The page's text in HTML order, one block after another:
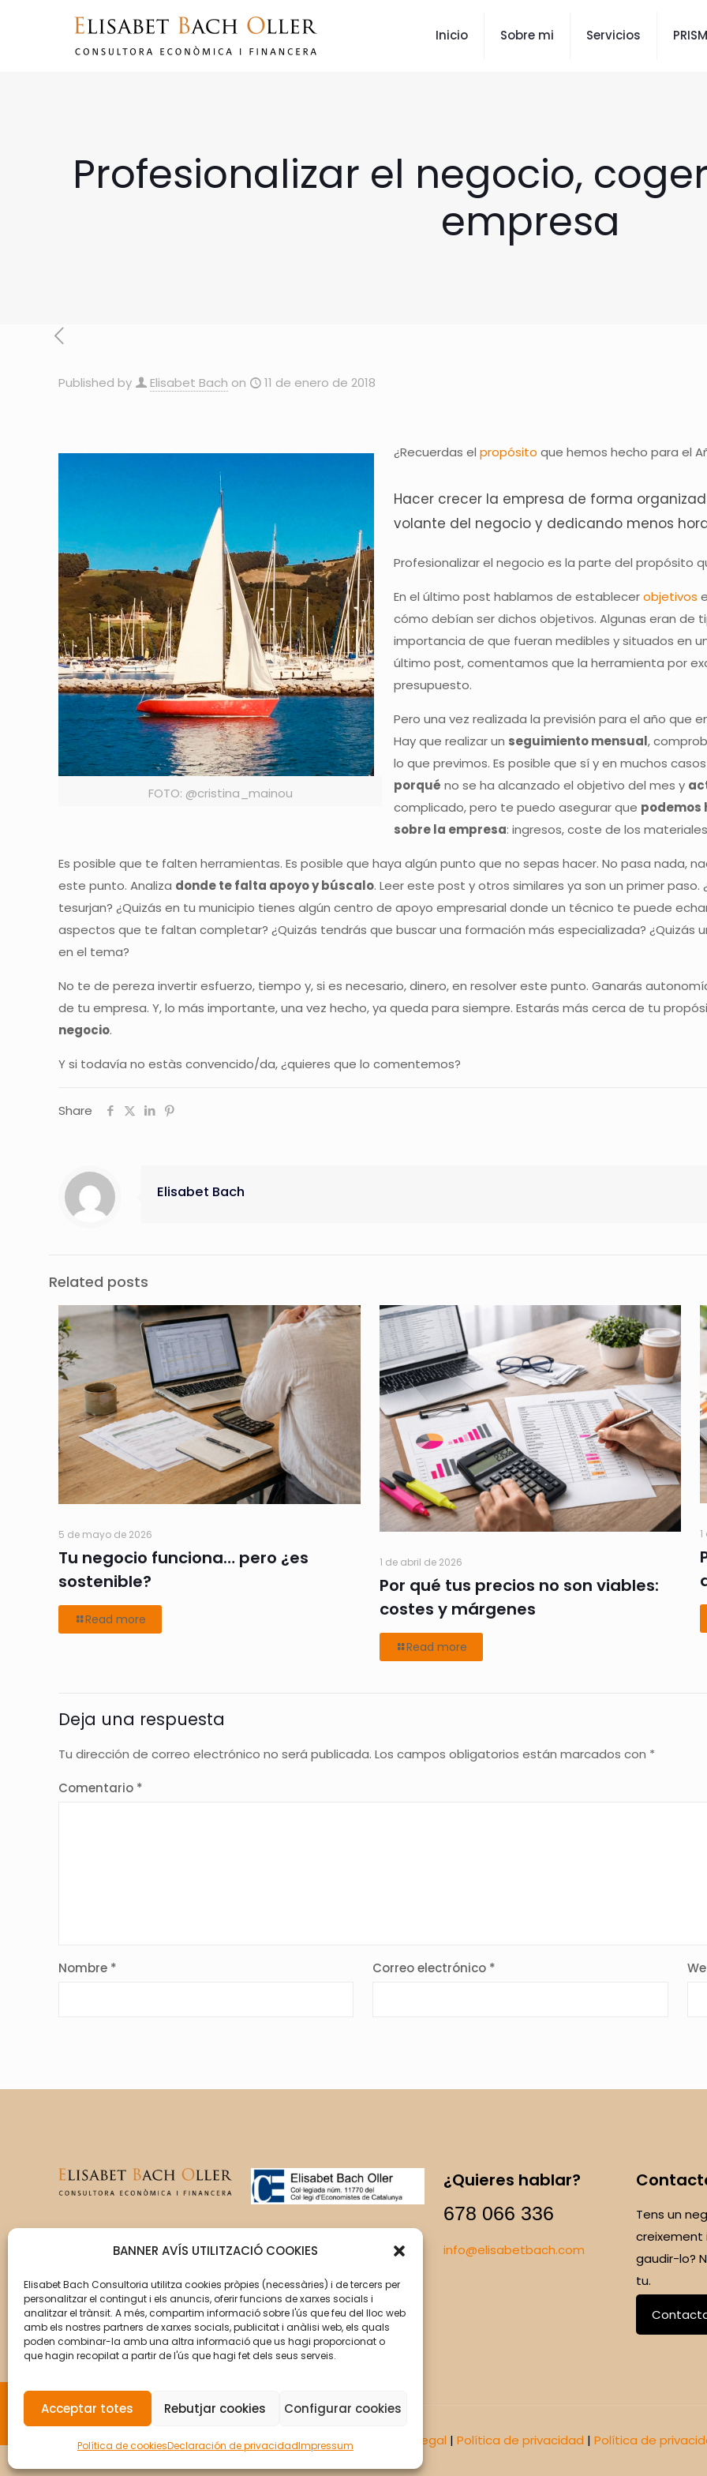
BANNER AVÍS UTILITZACIÓ COOKIES
Elisabet Bach Consultoria utilitza cookies pròpies (necessàries) i de tercers per
personalitzar el contingut i els anuncis, oferir funcions de xarxes socials i
analitzar el trànsit. A més, compartim informació sobre l'ús que feu del lloc web
amb els nostres partners de xarxes socials, publicitat i anàlisi web, els quals
poden combinar-la amb una altra informació que us hagi proporcionat o
que hagin recopilat a partir de l'ús que hagi fet dels seus serveis.
Acceptar totes Rebutjar cookies Configurar cookies
Política de cookiesDeclaración de privacidadImpressum
Inicio Sobre mi Servicios
Profesionalizar el negocio,
empresa
Published by Elisabet Bach on 11 de enero de 2018
FOTO: @cristina_mainou
¿Recuerdas elpropósito que hemos hecho para el
Hacer crecer la empresa de forma
volante del negocio y dedicando menos
Profesionalizar el negocio es la parte del propósito
En el último post hablamos de establecerobjetivos
cómo debían ser dichos objetivos. Algunas eran
importancia de que fueran medibles y situados en
último post, comentamos que la herramienta por
presupuesto.
Pero una vez realizada la previsión para el año que
Hay que realizar un seguimiento mensual,
lo que previmos. Es posible que sí y en muchos
porqué no se ha alcanzado el objetivo del mes y
complicado, pero te puedo asegurar que podemos
sobre la empresa: ingresos, coste de los
Es posible que te falten herramientas. Es posible que haya algún punto que no sepas hacer. No pasa nada,
este punto. Analiza donde te falta apoyo y búscalo. Leer este post y otros similares ya son un primer
tesurjan? ¿Quizás en tu municipio tienes algún centro de apoyo empresarial donde un técnico te puede
aspectos que te faltan completar? ¿Quizás tendrás que buscar una formación más especializada? ¿Quizás
en el tema?
No te de pereza invertir esfuerzo, tiempo y, si es necesario, dinero, en resolver este punto. Ganarás
de tu empresa. Y, lo más importante, una vez hecho, ya queda para siempre. Estarás más cerca de tu
negocio.
Y si todavía no estàs convencido/da, ¿quieres que lo comentemos?
Share
Elisabet Bach
Related posts
5 de mayo de 2026
Tu negocio funciona… pero ¿es
sostenible?
Read more
1 de abril de 2026
Por qué tus precios no son viables:
costes y márgenes
Read more
Deja una respuesta
Tu dirección de correo electrónico no será publicada. Los campos obligatorios están marcados con *
Comentario *
Nombre * Correo electrónico *
del creixement de la teva
empresa perquè aquesta
assoleixi els seus objectius.
¿Quieres hablar?
678 066 336
info@elisabetbach.com
Tens un
creixement
gaudir-lo?
tu.
© Copyright 2026 Elisabet Bach Oller porVirtualDomus Aviso legal | Política de privacidad | Política de